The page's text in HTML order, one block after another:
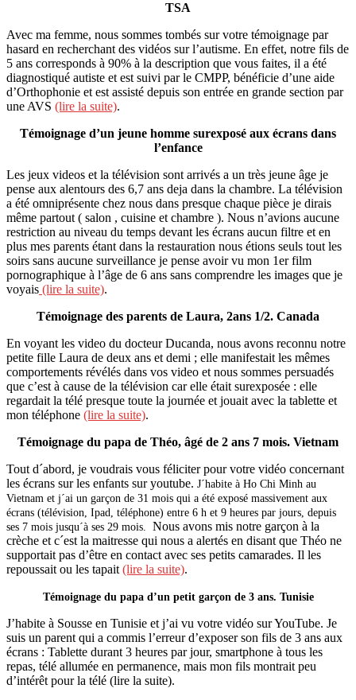
TSA
Avec ma femme, nous sommes tombés sur votre témoignage par
hasard en recherchant des vidéos sur l’autisme. En effet, notre fils de
5 ans corresponds à 90% à la description que vous faites, il a été
diagnostiqué autiste et est suivi par le CMPP, bénéficie d’une aide
d’Orthophonie et est assisté depuis son entrée en grande section par
une AVS (lire la suite).
Témoignage d’un jeune homme surexposé aux écrans dans
l’enfance
Les jeux videos et la télévision sont arrivés a un très jeune âge je
pense aux alentours des 6,7 ans deja dans la chambre. La télévision
a été omniprésente chez nous dans presque chaque pièce je dirais
même partout ( salon , cuisine et chambre ). Nous n’avions aucune
restriction au niveau du temps devant les écrans aucun filtre et en
plus mes parents étant dans la restauration nous étions seuls tout les
soirs sans aucune surveillance je pense avoir vu mon 1er film
pornographique à l’âge de 6 ans sans comprendre les images que je
voyais (lire la suite).
Témoignage des parents de Laura, 2ans 1/2. Canada
En voyant les video du docteur Ducanda, nous avons reconnu notre
petite fille Laura de deux ans et demi ; elle manifestait les mêmes
comportements révélés dans vos video et nous sommes persuadés
que c’est à cause de la télévision car elle était surexposée : elle
regardait la télé presque toute la journée et jouait avec la tablette et
mon téléphone (lire la suite).
Témoignage du papa de Théo, âgé de 2 ans 7 mois. Vietnam
Tout d´abord, je voudrais vous féliciter pour votre vidéo concernant
les écrans sur les enfants sur youtube. J´habite à Ho Chi Minh au
Vietnam et j´ai un garçon de 31 mois qui a été exposé massivement aux
écrans (télévision, Ipad, téléphone) entre 6 h et 9 heures par jours, depuis
ses 7 mois jusqu´à ses 29 mois. Nous avons mis notre garçon à la
crèche et c´est la maitresse qui nous a alertés en disant que Théo ne
supportait pas d’être en contact avec ses petits camarades. Il les
repoussait ou les tapait (lire la suite).
Témoignage du papa d’un petit garçon de 3 ans. Tunisie
J’habite à Sousse en Tunisie et j’ai vu votre vidéo sur YouTube. Je
suis un parent qui a commis l’erreur d’exposer son fils de 3 ans aux
écrans : Tablette durant 3 heures par jour, smartphone à tous les
repas, télé allumée en permanence, mais mon fils montrait peu
d’intérêt pour la télé (lire la suite).